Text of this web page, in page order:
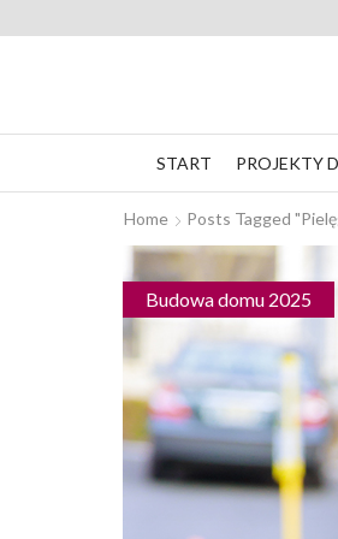
START PROJEKTY
Home Posts Tagged
Budowa domu 2025